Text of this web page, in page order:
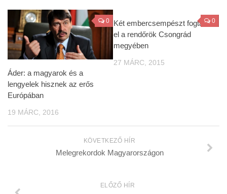
0
Áder: a magyarok és a
lengyelek hisznek az erős
Európában
19 MÁRC, 2016
0
Két embercsempészt fogtak
el a rendőrök Csongrád
megyében
27 MÁRC, 2015
KÖVETKEZŐ HÍR
Melegrekordok Magyarországon
ELŐZŐ HÍR